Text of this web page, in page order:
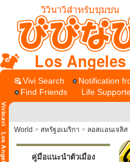
Los Angeles
Vivi Search Notification
Find Friends
Life
World > สหรัฐอเมริกา > ลอสแอนเจลิส
คู่มือแนะนำตัวเมือง